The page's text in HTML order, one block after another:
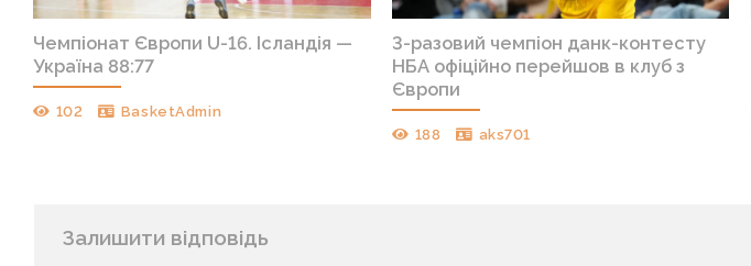
Чемпіонат Європи U-16. Ісландія —
Україна 88:77
102 BasketAdmin
3-разовий чемпіон данк-контесту
НБА офіційно перейшов в клуб з
Європи
188 aks701
Залишити відповідь